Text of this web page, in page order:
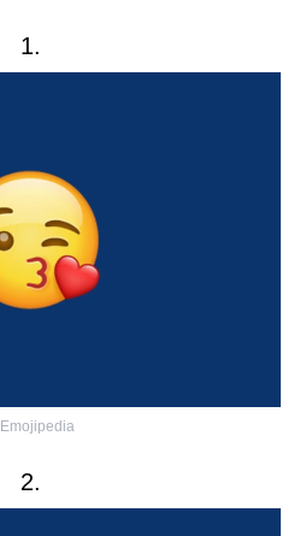
1.
Emojipedia
2.